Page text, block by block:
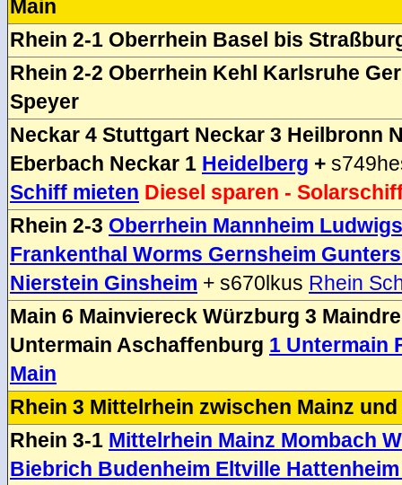
Main
Rhein 2-1 Oberrhein Basel bis
Rhein 2-2 Oberrhein Kehl Karlsruhe
Speyer
Neckar 4 Stuttgart Neckar 3 Heilbronn
Eberbach Neckar 1 Heidelberg +
Schiff mieten Diesel sparen -
Rhein 2-3 Oberrhein Mannheim
Frankenthal Worms Gernsheim
Nierstein Ginsheim + s670lkus Rhein
Main 6 Mainviereck Würzburg 3
Untermain Aschaffenburg 1 Untermain
Main
Rhein 3 Mittelrhein zwischen Mainz
Rhein 3-1 Mittelrhein Mainz Mombach
Biebrich Budenheim Eltville